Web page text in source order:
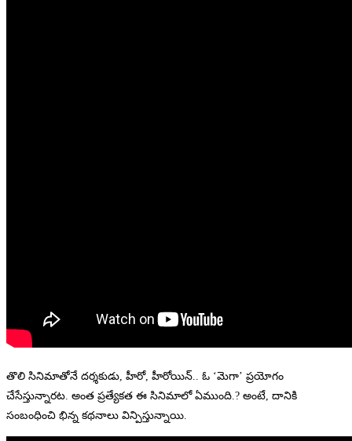
తొలి సినిమాతోనే దర్శకుడు, హీరో, హీరోయిన్.. ఓ ‘మెగా’ ప్రయోగం
చేసేస్తున్నారట. అంత ప్రత్యేకత ఈ సినిమాలో ఏముంది.? అంటే, దానికి
సంబంధించి భిన్న కథనాలు విన్పిస్తున్నాయి.